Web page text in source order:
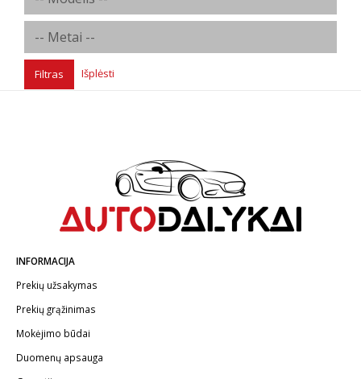
Filtras Išplėsti
INFORMACIJA
Prekių užsakymas
Prekių grąžinimas
Mokėjimo būdai
Duomenų apsauga